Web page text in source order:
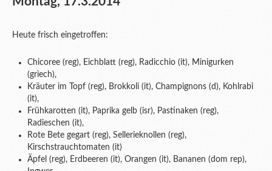
Heute frisch eingetroffen:
Chicoree (reg), Eichblatt (reg), Radicchio (it), Minigurken
(griech),
Kräuter im Topf (reg), Brokkoli (it), Champignons (d), Kohlrabi
(it),
Frühkarotten (it), Paprika gelb (isr), Pastinaken (reg),
Radieschen (it),
Rote Bete gegart (reg), Sellerieknollen (reg),
Kirschstrauchtomaten (it)
Äpfel (reg), Erdbeeren (it), Orangen (it), Bananen (dom rep),